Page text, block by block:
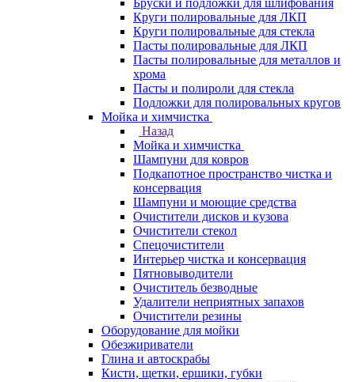
Бруски и подложки для шлифования
Круги полировальные для ЛКП
Круги полировальные для стекла
Пасты полировальные для ЛКП
Пасты полировальные для металлов и
хрома
Пасты и полироли для стекла
Подложки для полировальных кругов
Мойка и химчистка
Назад
Мойка и химчистка
Шампуни для ковров
Подкапотное пространство чистка и
консервация
Шампуни и моющие средства
Очистители дисков и кузова
Очистители стекол
Спецочистители
Интерьер чистка и консервация
Пятновыводители
Очиститель безводные
Удалители неприятных запахов
Очистители резины
Оборудование для мойки
Обезжириватели
Глина и автоскрабы
Кисти, щетки, ершики, губки